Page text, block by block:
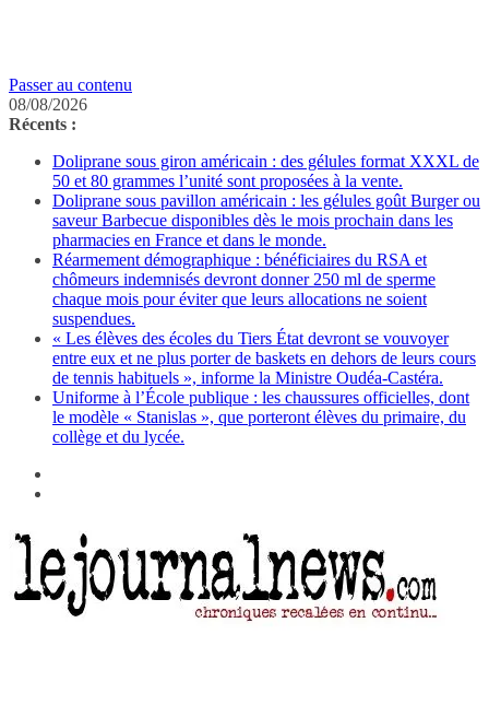
Passer au contenu
08/08/2026
Récents :
Doliprane sous giron américain : des gélules format XXXL de
50 et 80 grammes l’unité sont proposées à la vente.
Doliprane sous pavillon américain : les gélules goût Burger ou
saveur Barbecue disponibles dès le mois prochain dans les
pharmacies en France et dans le monde.
Réarmement démographique : bénéficiaires du RSA et
chômeurs indemnisés devront donner 250 ml de sperme
chaque mois pour éviter que leurs allocations ne soient
suspendues.
« Les élèves des écoles du Tiers État devront se vouvoyer
entre eux et ne plus porter de baskets en dehors de leurs cours
de tennis habituels », informe la Ministre Oudéa-Castéra.
Uniforme à l’École publique : les chaussures officielles, dont
le modèle « Stanislas », que porteront élèves du primaire, du
collège et du lycée.